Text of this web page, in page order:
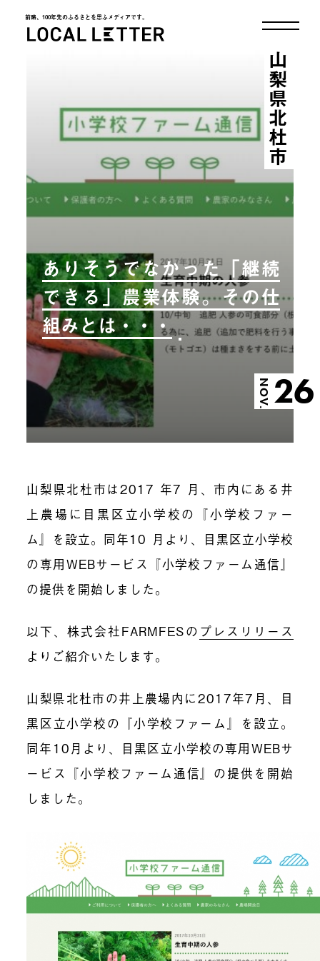
前略、100年先のふるさとを思ふメディアです。
ありそうでなかった「継続
できる」農業体験。その仕
組みとは・・・
NOV. 26
山梨県北杜市
山梨県北杜市は2017 年7 月、市内にある井
上農場に目黒区立小学校の『小学校ファー
ム』を設立。同年10 月より、目黒区立小学校
の専用WEBサービス『小学校ファーム通信』
の提供を開始しました。
以下、株式会社FARMFESの プレスリリース
よりご紹介いたします。
山梨県北杜市の井上農場内に2017年7 月、目
黒区立小学校の『小学校ファーム』を設立。
同年 10月より、目黒区立小学校の専用WEBサ
ービス『小学校ファーム通信』の提供を開始
しました。